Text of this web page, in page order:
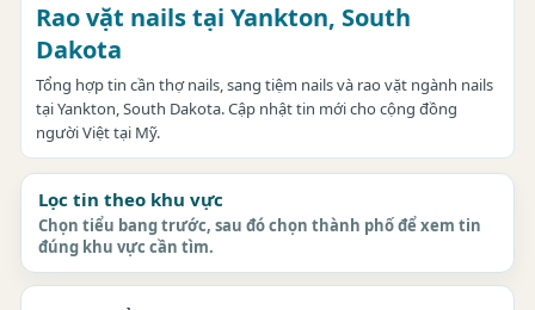
Rao vặt nails tại Yankton, South
Dakota
Tổng hợp tin cần thợ nails, sang tiệm nails và rao vặt ngành nails
tại Yankton, South Dakota. Cập nhật tin mới cho cộng đồng
người Việt tại Mỹ.
Lọc tin theo khu vực
Chọn tiểu bang trước, sau đó chọn thành phố để xem tin
đúng khu vực cần tìm.